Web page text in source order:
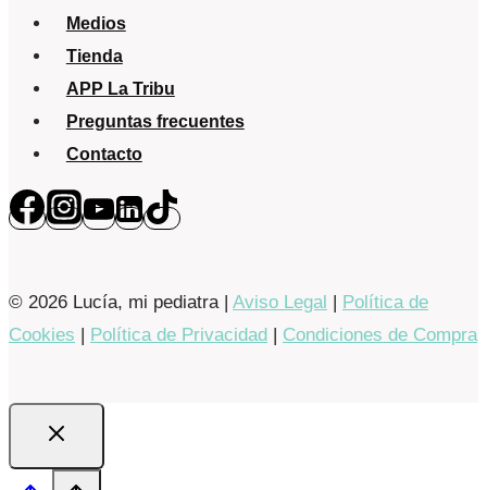
Medios
Tienda
APP La Tribu
Preguntas frecuentes
Contacto
© 2026 Lucía, mi pediatra | Aviso Legal | Política de
Cookies | Política de Privacidad | Condiciones de Compra